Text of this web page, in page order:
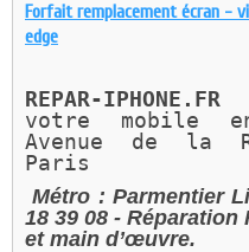
Forfait remplacement écran -
edge
REPAR-IPHONE.FR
votre mobile
Avenue de la
Paris
Métro : Parmentier
18 39 08 - Réparation
et main d’œuvre.